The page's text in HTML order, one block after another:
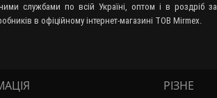
службами по всій Україні, оптом і в роздріб за
в офіційному інтернет-магазині ТОВ Mirmex.
РІЗНЕ